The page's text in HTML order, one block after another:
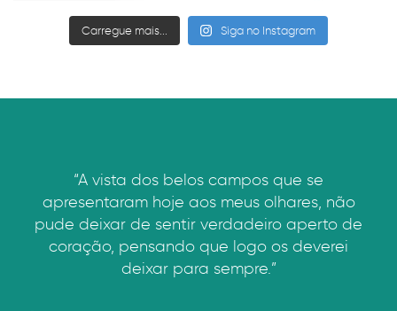
Carregue mais... Siga no Instagram
“A vista dos belos campos que se
apresentaram hoje aos meus olhares, não
pude deixar de sentir verdadeiro aperto de
coração, pensando que logo os deverei
deixar para sempre.”